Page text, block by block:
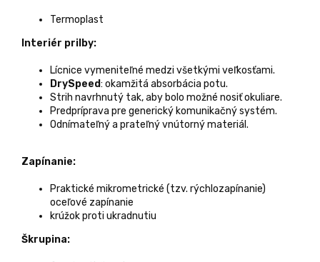
Termoplast
Interiér prilby:
Lícnice vymeniteľné medzi všetkými veľkosťami.
DrySpeed: okamžitá absorbácia potu.
Strih navrhnutý tak, aby bolo možné nosiť okuliare.
Predpríprava pre generický komunikačný systém.
Odnímateľný a prateľný vnútorný materiál.
Zapínanie:
Praktické mikrometrické (tzv. rýchlozapínanie)
oceľové zapínanie
krúžok proti ukradnutiu
Škrupina: